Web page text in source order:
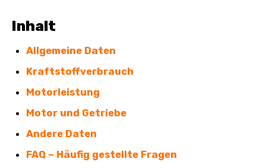
Inhalt
Allgemeine Daten
Kraftstoffverbrauch
Motorleistung
Motor und Getriebe
Andere Daten
FAQ – Häufig gestellte Fragen